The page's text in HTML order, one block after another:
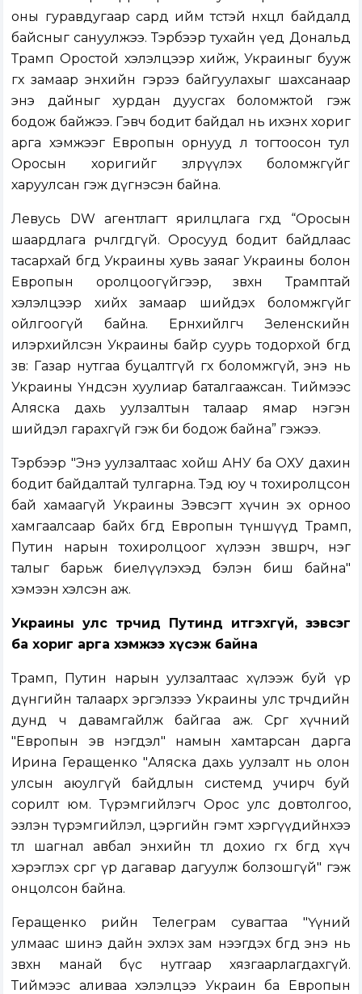
оны гуравдугаар сард ийм төстэй нөхцөл байдалд
байсныг сануулжээ. Тэрбээр тухайн үед Дональд
Трамп Оростой хэлэлцээр хийж, Украиныг бууж
өгөх замаар энхийн гэрээ байгуулахыг шахсанаар
энэ дайныг хурдан дуусгах боломжтой гэж
бодож байжээ. Гэвч бодит байдал нь ихэнх хориг
арга хэмжээг Европын орнууд л тогтоосон тул
Оросын хоригийг зөөлрүүлэх боломжгүйг
харуулсан гэж дүгнэсэн байна.
Левусь DW агентлагт ярилцлага өгөхдөө “Оросын
шаардлага өөрчлөгдөөгүй. Оросууд бодит байдлаас
тасархай бөгөөд Украины хувь заяаг Украины болон
Европын оролцоогүйгээр, зөвхөн Трамптай
хэлэлцээр хийх замаар шийдэх боломжгүйг
ойлгоогүй байна. Ерөнхийлөгч Зеленскийн
илэрхийлсэн Украины байр суурь тодорхой бөгөөд
зөв: Газар нутгаа буцалтгүй өгөх боломжгүй, энэ нь
Украины Үндсэн хуулиар баталгаажсан. Тиймээс
Аляска дахь уулзалтын талаар ямар нэгэн
шийдэл гарахгүй гэж би бодож байна” гэжээ.
Тэрбээр "Энэ уулзалтаас хойш АНУ ба ОХУ дахин
бодит байдалтай тулгарна. Тэд юу ч тохиролцсон
бай хамаагүй Украины Зэвсэгт хүчин эх орноо
хамгаалсаар байх бөгөөд Европын түншүүд Трамп,
Путин нарын тохиролцоог хүлээн зөвшөөрч, нэг
талыг барьж биелүүлэхэд бэлэн биш байна"
хэмээн хэлсэн аж.
Украины улс төрчид Путинд итгэхгүй, зэвсэг
ба хориг арга хэмжээ хүсэж байна
Трамп, Путин нарын уулзалтаас хүлээж буй үр
дүнгийн талаарх эргэлзээ Украины улс төрчдийн
дунд ч давамгайлж байгаа аж. Сөрөг хүчний
"Европын эв нэгдэл" намын хамтарсан дарга
Ирина Геращенко "Аляска дахь уулзалт нь олон
улсын аюулгүй байдлын системд учирч буй
сорилт юм. Түрэмгийлэгч Орос улс довтолгоо,
эзлэн түрэмгийлэл, цэргийн гэмт хэргүүдийнхээ
төлөө шагнал авбал энхийн төлөө дохио өгөх бөгөөд хүч
хэрэглэх сөрөг үр дагавар дагуулж болзошгүй" гэж
онцолсон байна.
Геращенко өөрийн Телеграм сувагтаа "Үүний
улмаас шинэ дайн эхлэх зам нээгдэх бөгөөд энэ нь
зөвхөн манай бүс нутгаар хязгаарлагдахгүй.
Тиймээс аливаа хэлэлцээ Украин ба Европын